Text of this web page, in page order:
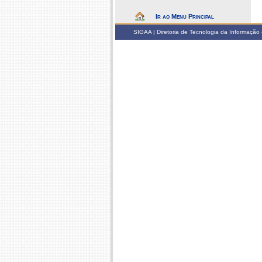
Ir ao Menu Principal
SIGAA | Diretoria de Tecnologia da